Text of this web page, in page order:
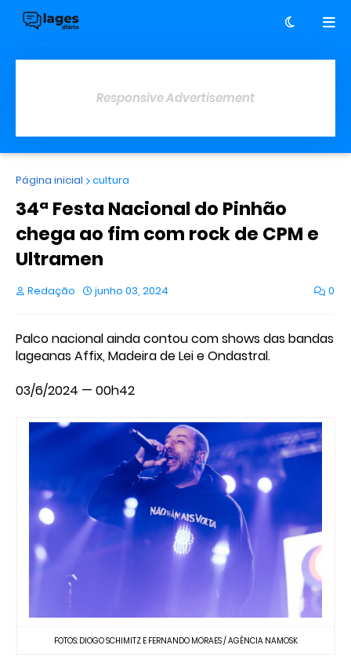
Responsive Advertisement
Página inicial cultura
34ª Festa Nacional do Pinhão
chega ao fim com rock de CPM e
Ultramen
Redação junho 03, 2024 0
Palco nacional ainda contou com shows das bandas
lageanas Affix, Madeira de Lei e Ondastral.
03/6/2024 — 00h42
FOTOS: DIOGO SCHIMITZ E FERNANDO MORAES / AGÊNCIA NAMOSK